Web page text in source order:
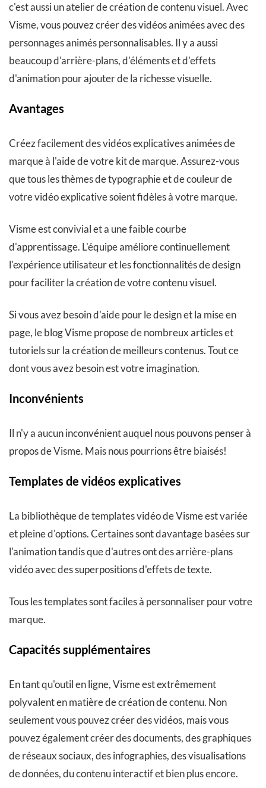
c'est aussi un atelier de création de contenu visuel. Avec
Visme, vous pouvez créer des vidéos animées avec des
personnages animés personnalisables. Il y a aussi
beaucoup d'arrière-plans, d'éléments et d'effets
d'animation pour ajouter de la richesse visuelle.
Avantages
Créez facilement des vidéos explicatives animées de
marque à l'aide de votre kit de marque. Assurez-vous
que tous les thèmes de typographie et de couleur de
votre vidéo explicative soient fidèles à votre marque.
Visme est convivial et a une faible courbe
d'apprentissage. L'équipe améliore continuellement
l'expérience utilisateur et les fonctionnalités de design
pour faciliter la création de votre contenu visuel.
Si vous avez besoin d'aide pour le design et la mise en
page, le blog Visme propose de nombreux articles et
tutoriels sur la création de meilleurs contenus. Tout ce
dont vous avez besoin est votre imagination.
Inconvénients
Il n'y a aucun inconvénient auquel nous pouvons penser à
propos de Visme. Mais nous pourrions être biaisés!
Templates de vidéos explicatives
La bibliothèque de templates vidéo de Visme est variée
et pleine d'options. Certaines sont davantage basées sur
l'animation tandis que d'autres ont des arrière-plans
vidéo avec des superpositions d'effets de texte.
Tous les templates sont faciles à personnaliser pour votre
marque.
Capacités supplémentaires
En tant qu'outil en ligne, Visme est extrêmement
polyvalent en matière de création de contenu. Non
seulement vous pouvez créer des vidéos, mais vous
pouvez également créer des documents, des graphiques
de réseaux sociaux, des infographies, des visualisations
de données, du contenu interactif et bien plus encore.